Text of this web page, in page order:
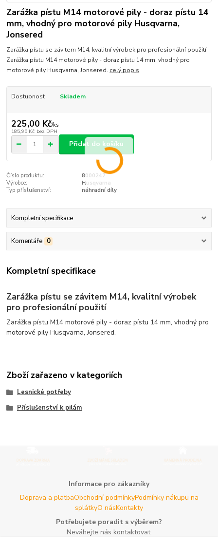
Zarážka pístu M14 motorové pily - doraz pístu 14
mm, vhodný pro motorové pily Husqvarna,
Jonsered
Zarážka pístu se závitem M14, kvalitní výrobek pro profesionální použití
Zarážka pístu M14 motorové pily - doraz pístu 14 mm, vhodný pro
motorové pily Husqvarna, Jonsered. celý popis
Dostupnost Skladem
225,00 Kč/ks
185,95 Kč bez DPH
Přidat do košíku
Číslo produktu:
8000247
Výrobce:
Husqvarna
Typ příslušenství:
náhradní díly
Kompletní specifikace
Komentáře 0
Kompletní specifikace
Zarážka pístu se závitem M14, kvalitní výrobek
pro profesionální použití
Zarážka pístu M14 motorové pily - doraz pístu 14 mm, vhodný pro
motorové pily Husqvarna, Jonsered.
Zboží zařazeno v kategoriích
Lesnické potřeby
Příslušenství k pilám
Informace pro zákazníky
Doprava a platbaObchodní podmínkyPodmínky nákupu na
splátkyO násKontakty
Potřebujete poradit s výběrem?
Neváhejte nás kontaktovat.